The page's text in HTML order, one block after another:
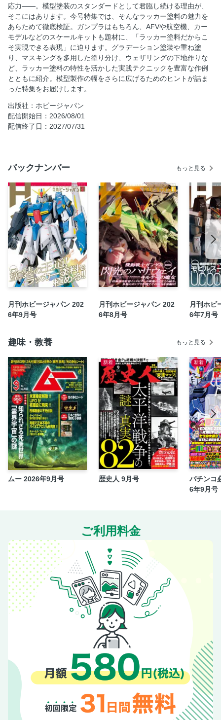
【巻頭特集】塗装の王道！ ラッカー塗料を極める!! ラッカー
塗料の定番技法を覚えよう!!／RX-178 ガンダムMk-Ⅱ アム
ロ・レイ仕様機【BANDAI SPIRITS 1/100】●えぬせ
【巻頭特集】塗装の王道！ ラッカー塗料を極める!! 令和に甦
る「伝説のスプリッター塗装」／MSZ-006 Ｚガンダム アム
ロ・レイ仕様機【BANDAI SPIRITS 1/100】●MAX渡辺
【巻頭特集】塗装の王道！ ラッカー塗料を極める!! ラッカー
塗料の塗膜だからこそ安心して楽しめる「冬季迷彩」のリア
ルな剥がれ表現
【巻頭特集】塗装の王道！ ラッカー塗料を極める!! GSIクレ
オスが語るラッカー塗料の未来
【巻頭特集】塗装の王道！ ラッカー塗料を極める!! ラッカー
【巻頭特集】塗装の王道！ ラッカー塗料を極める!! ユーザー
【巻頭特集】塗装の王道！ ラッカー塗料を極める!! 「オール
タミヤ」で楽しむラッカー筆塗りのススメ／フェアチャイル
ド A-10A サンダーボルトⅡ【タミヤ 1/48】●大森記詩
【巻頭特集】塗装の王道！ ラッカー塗料を極める!! メタリッ
ク（メッキ調）塗料で「百式Ver.2.0」を塗装して楽しみた
い！／MSN-00100 百式 Ver.2.0【BANDAI SPIRITS 1/100】
●不破優
【巻頭特集】塗装の王道！ ラッカー塗料を極める!! きみにも
できる!! かんたん“拭き取り”塗り分け法［SDW HEROES 78
[TYRANT SWORD of NEOFALIA]SX・NFR-01SES タイラン
ト・ソード改“アグレス”【スクラッチビルド】●柳生圭太
NEOFALIA』 タイラント・ソードの頃●藍田豊
バンダイプラモ60年史●五十嵐浩司
[機動戦士Gundam GQuuuuuuX]ORX-139 ハンブラビ
（GQ）【BANDAI SPIRITS 1/144】●寝太郎23
セイラマスオの気まぐれガンプラ製作記R／ZGMF-X13A プ
ロヴィデンスガンダム【BANDAI SPIRITS 1/100】●セイラマ
スオ
SDガンダムの生みの親 横井画伯を直撃！
太田垣康男のブリック・ブレイク●太田垣康男
GUNDAM EXPRESS
機動戦士Ｚガンダム U.C.0087
ガシャポンFUN【バンダイ】
サンライズロボット研究所
コードギアス 新潔のアルマリア●長月文弥
サンライズ・メカニック列伝 第81回／ジャンモス1号【タカ
ラトミー】●田仲正樹
宇宙戦艦ヤマト メカニクス●皆川ゆか
新統合軍広報室 HJ支部
[装甲騎兵ボトムズ 灰色の魔女]
[装甲騎兵ボトムズ ザ・ラストレッドショルダー]X・ATH-P-
RSC ブラッドサッカー【ウェーブ 1/35】●桜井信之
[ファイブスター物語]ダッカス・ザ・ブラックナイト ＝ボォ
ス 3074＝ヨーン・バインツェル【ボークス 1/100】
【BANDAI SPIRITS 1/48】●オトカワ
[機動警察パトレイバー EZY]
応力――。模型塗装のスタンダードとして君臨し続ける理由が、
そこにはあります。今号特集では、そんなラッカー塗料の魅力を
あらためて徹底検証。ガンプラはもちろん、AFVや航空機、カー
モデルなどのスケールキットも題材に、「ラッカー塗料だからこ
そ実現できる表現」に迫ります。グラデーション塗装や重ね塗
り、マスキングを多用した塗り分け、ウェザリングの下地作りな
ど、ラッカー塗料の特性を活かした実践テクニックを豊富な作例
とともに紹介。模型製作の幅をさらに広げるためのヒントが詰ま
った特集をお届けします。
出版社：ホビージャパン
配信開始日：2026/08/01
配信終了日：2027/07/31
バックナンバー もっと見る
月刊ホビージャパン 202
6年9月号
月刊ホビージャパン 202
6年8月号
月刊ホビ
6年7月号
趣味・教養 もっと見る
ムー 2026年9月号
新着
歴史人 9月号
新着
パチンコ
6年9月号
ご利用料金